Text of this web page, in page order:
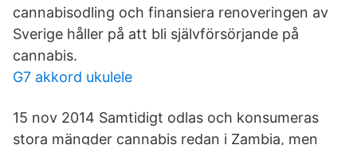
cannabisodling och finansiera renoveringen av
Sverige håller på att bli självförsörjande på
cannabis.
G7 akkord ukulele
15 nov 2014 Samtidigt odlas och konsumeras
stora mängder cannabis redan i Zambia, men